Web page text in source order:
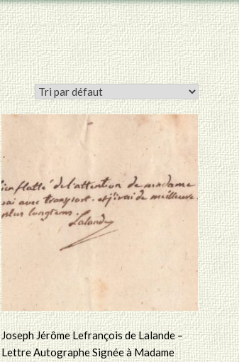
Joseph Jérôme Lefrançois de Lalande –
Lettre Autographe Signée à Madame